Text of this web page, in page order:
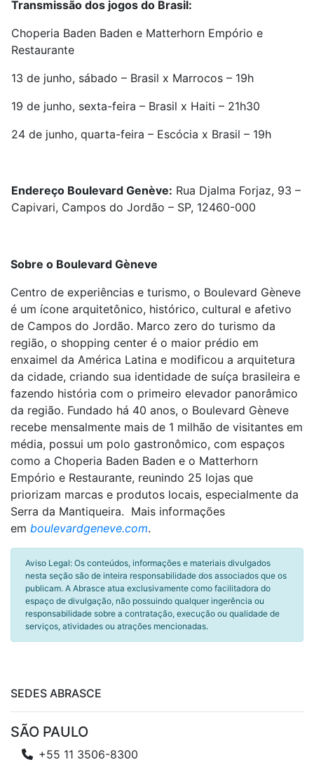
Transmissão dos jogos do Brasil:
Choperia Baden Baden e Matterhorn Empório e
Restaurante
13 de junho, sábado – Brasil x Marrocos – 19h
19 de junho, sexta-feira – Brasil x Haiti – 21h30
24 de junho, quarta-feira – Escócia x Brasil – 19h
Endereço Boulevard Genève: Rua Djalma Forjaz, 93 –
Capivari, Campos do Jordão – SP, 12460-000
Sobre o Boulevard Gèneve
Centro de experiências e turismo, o Boulevard Gèneve
é um ícone arquitetônico, histórico, cultural e afetivo
de Campos do Jordão. Marco zero do turismo da
região, o shopping center é o maior prédio em
enxaimel da América Latina e modificou a arquitetura
da cidade, criando sua identidade de suíça brasileira e
fazendo história com o primeiro elevador panorâmico
da região. Fundado há 40 anos, o Boulevard Gèneve
recebe mensalmente mais de 1 milhão de visitantes em
média, possui um polo gastronômico, com espaços
como a Choperia Baden Baden e o Matterhorn
Empório e Restaurante, reunindo 25 lojas que
priorizam marcas e produtos locais, especialmente da
Serra da Mantiqueira. Mais informações
em boulevardgeneve.com.
Aviso Legal: Os conteúdos, informações e materiais divulgados
nesta seção são de inteira responsabilidade dos associados que os
publicam. A Abrasce atua exclusivamente como facilitadora do
espaço de divulgação, não possuindo qualquer ingerência ou
responsabilidade sobre a contratação, execução ou qualidade de
serviços, atividades ou atrações mencionadas.
SEDES ABRASCE
SÃO PAULO
+55 11 3506-8300